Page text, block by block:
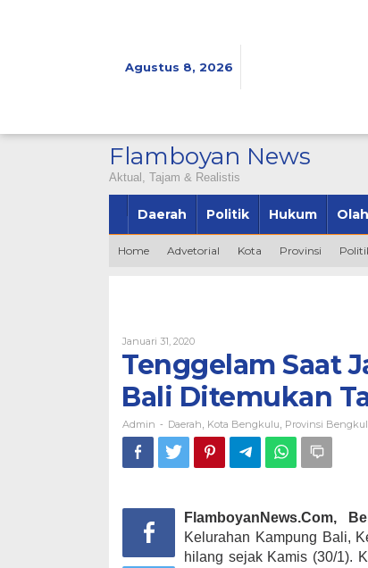
Agustus 8, 2026
Flamboyan News
Aktual, Tajam & Realistis
Daerah Politik Hukum
Home Advetorial Kota Provinsi
Januari 31, 2020Oleh
Tenggelam Saat
Bali Ditemukan
Admin - Daerah Kota Bengkulu Provinsi
FlamboyanNews.Com,
Kelurahan Kampung Bali,
hilang sejak Kamis (30/1).